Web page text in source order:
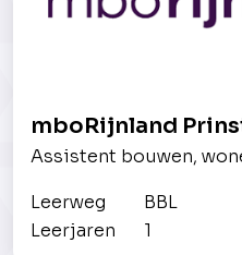
mboRijnland
Assistent bouwen,
Leerweg
BBL
Leerjaren
1